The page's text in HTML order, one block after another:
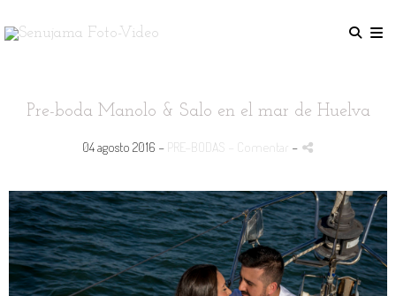
Pre-boda Manolo & Salo en el mar de Huelva
04 agosto 2016 - PRE-BODAS - Comentar -